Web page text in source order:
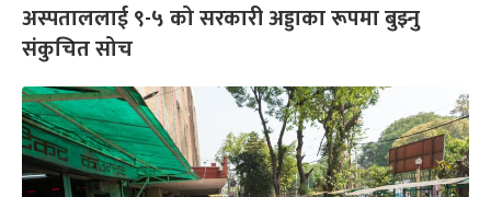
अस्पताललाई ९-५ को सरकारी अड्डाका रूपमा बुझ्नु
संकुचित सोच